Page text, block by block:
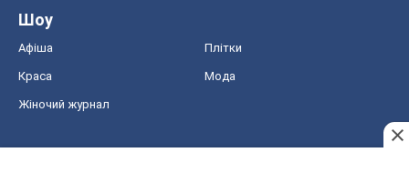
Шоу
Афіша Плітки
Краса Мода
Жіночий журнал